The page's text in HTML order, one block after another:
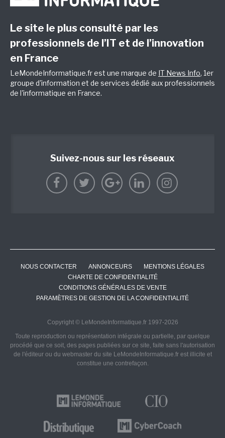
Le site le plus consulté par les
professionnels de l’IT et de l’innovation
en France
LeMondeInformatique.fr est une marque de IT News Info, 1er
groupe d'information et de services dédié aux professionnels
de l'informatique en France.
Suivez-nous sur les réseaux
NOUS CONTACTER ANNONCEURS
MENTIONS LÉGALES
CHARTE DE CONFIDENTIALITÉ
CONDITIONS GÉNÉRALES DE VENTE
PARAMÈTRES DE GESTION DE LA CONFIDENTIALITÉ
Copyright © LeMondeInformatique.fr 1997-2026
Toute reproduction ou représentation intégrale ou partielle, par quelque
procédé que ce soit, des pages publiées sur ce site, faite sans l'autorisation
de l'éditeur ou du webmaster du site LeMondeInformatique.fr est illicite et
constitue une contrefaçon.